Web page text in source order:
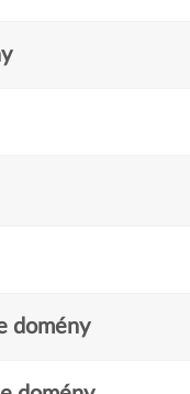
domény